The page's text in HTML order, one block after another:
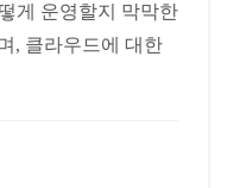
게 운영할지 막막한
, 클라우드에 대한